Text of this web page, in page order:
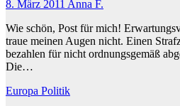
8. März 2011 Anna F.
Wie schön, Post für mich!
traue meinen Augen nicht. Einen
bezahlen für nicht ordnungsgemäß
Die…
Europa Politik